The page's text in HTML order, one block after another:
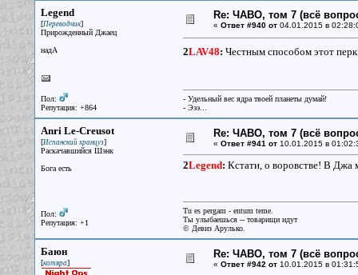
Legend
[Переводчик]
Прирожденный Джаец
надА
Пол:
Репутация: +864
Re: ЧАВО, том 7 (всё
« Ответ #940 от04.01.2015 в
2LAV48: Честным способом этот
- Удельный вес ядра твоей планеты думай!
- Эээ...
Аnri Le-Creusot
[Испанский хранцуз]
Раскачавшийся Шэнк
Бога есть
Пол:
Репутация: +1
Re: ЧАВО, том 7 (всё
« Ответ #941 от10.01.2015 в
2Legend: Кстати, о воровстве! В Джа
Tu es pergam - entum teme.
Ты улыбаешься -- товарищи идут
© Девиз Арулько.
Баюн
[котяра]
Re: ЧАВО, том 7 (всё
« Ответ #942 от10.01.2015 в